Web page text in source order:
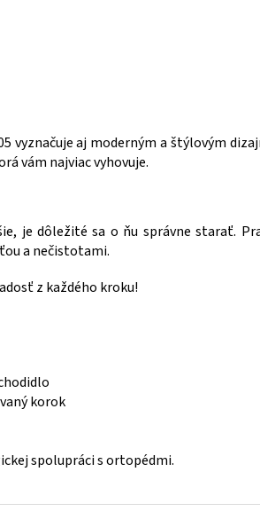
vyznačuje aj moderným a štýlovým
vám najviac vyhovuje.
je dôležité sa o ňu správne starať.
a nečistotami.
z každého kroku!
korok
spolupráci s ortopédmi.